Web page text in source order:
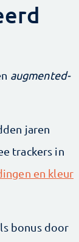
augmented-
jaren
trackers in
en kleur
bonus door